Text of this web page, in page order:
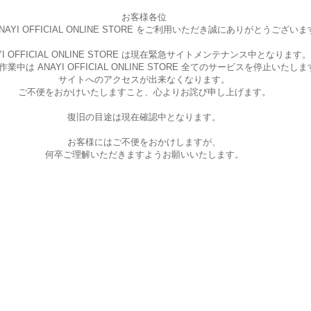
お客様各位
OFFICIAL ONLINE STORE をご利用いただき誠にありがとうございま
OFFICIAL ONLINE STORE は現在緊急サイトメンテナンス中となります。
業中は ANAYI OFFICIAL ONLINE STORE 全てのサービスを停止いたしま
サイトへのアクセスが出来なくなります。
ご不便をおかけいたしますこと、 心よりお詫び申し上げます。
復旧の目途は現在確認中となります。
お客様にはご不便をおかけしますが、
何卒ご理解いただきますようお願いいたします。